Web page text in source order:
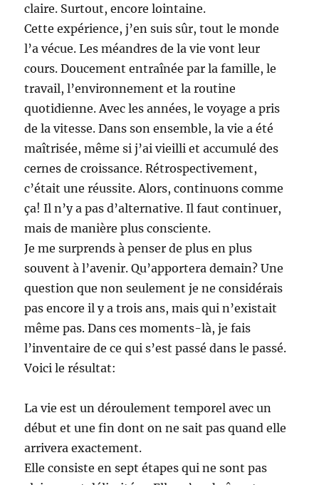
claire. Surtout, encore lointaine.
Cette expérience, j’en suis sûr, tout le monde
l’a vécue. Les méandres de la vie vont leur
cours. Doucement entraînée par la famille, le
travail, l’environnement et la routine
quotidienne. Avec les années, le voyage a pris
de la vitesse. Dans son ensemble, la vie a été
maîtrisée, même si j’ai vieilli et accumulé des
cernes de croissance. Rétrospectivement,
c’était une réussite. Alors, continuons comme
ça! Il n’y a pas d’alternative. Il faut continuer,
mais de manière plus consciente.
Je me surprends à penser de plus en plus
souvent à l’avenir. Qu’apportera demain? Une
question que non seulement je ne considérais
pas encore il y a trois ans, mais qui n’existait
même pas. Dans ces moments-là, je fais
l’inventaire de ce qui s’est passé dans le passé.
Voici le résultat:
La vie est un déroulement temporel avec un
début et une fin dont on ne sait pas quand elle
arrivera exactement.
Elle consiste en sept étapes qui ne sont pas